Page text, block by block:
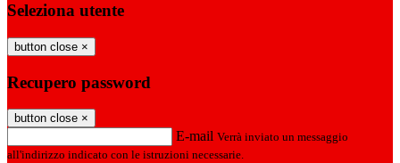
Seleziona utente
button close ×
Recupero password
button close ×
E-mail Verrà inviato un messaggio
all'indirizzo indicato con le istruzioni necessarie.